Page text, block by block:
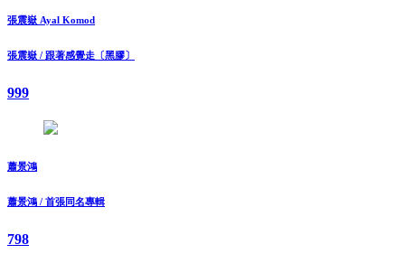
張震嶽 Ayal Komod
張震嶽 / 跟著感覺走〔黑膠〕
999
蕭景鴻
蕭景鴻 / 首張同名專輯
798